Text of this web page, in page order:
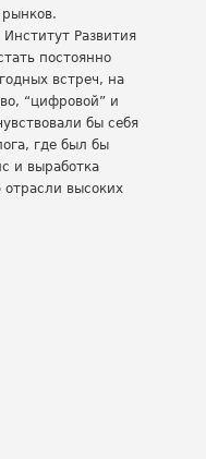
Развития
постоянно
встреч, на
“цифровой” и
бы себя
где был бы
и выработка
высоких